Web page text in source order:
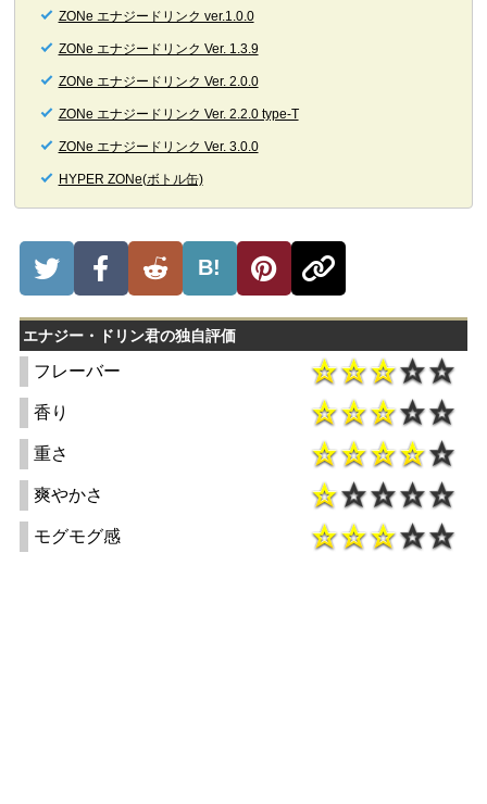
ZONe エナジードリンク ver.1.0.0
ZONe エナジードリンク Ver. 1.3.9
ZONe エナジードリンク Ver. 2.0.0
ZONe エナジードリンク Ver. 2.2.0 type-T
ZONe エナジードリンク Ver. 3.0.0
HYPER ZONe(ボトル缶)
B!
エナジー・ドリン君の独自評価
フレーバー
香り
重さ
爽やかさ
モグモグ感